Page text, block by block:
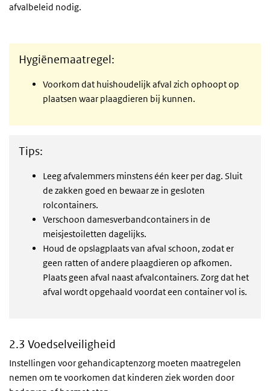
afvalbeleid nodig.
Hygiënemaatregel:
Voorkom dat huishoudelijk afval zich ophoopt op
plaatsen waar plaagdieren bij kunnen.
Tips:
Leeg afvalemmers minstens één keer per dag. Sluit
de zakken goed en bewaar ze in gesloten
rolcontainers.
Verschoon damesverbandcontainers in de
meisjestoiletten dagelijks.
Houd de opslagplaats van afval schoon, zodat er
geen ratten of andere plaagdieren op afkomen.
Plaats geen afval naast afvalcontainers. Zorg dat het
afval wordt opgehaald voordat een container vol is.
2.3 Voedselveiligheid
Instellingen voor gehandicaptenzorg moeten maatregelen
nemen om te voorkomen dat kinderen ziek worden door